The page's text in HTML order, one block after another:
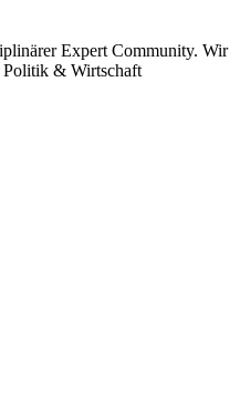
Expert Community. Wir
& Wirtschaft